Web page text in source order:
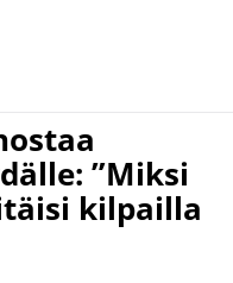
”Miksi
kilpailla